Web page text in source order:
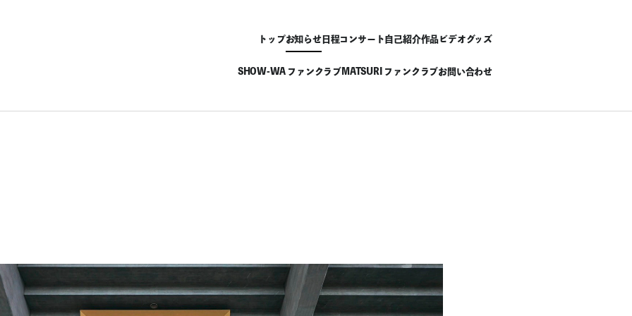
トップお知らせ日程コンサート自己紹介作品ビデオグッズ
SHOW-WA ファンクラブMATSURI ファンクラブお問い合わせ